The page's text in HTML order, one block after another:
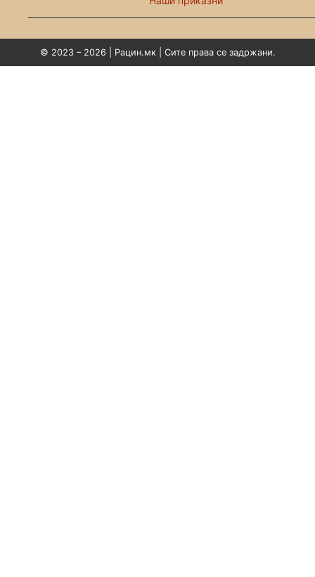
© 2023 – 2026 | Рацин.мк | Сите права се задржани.